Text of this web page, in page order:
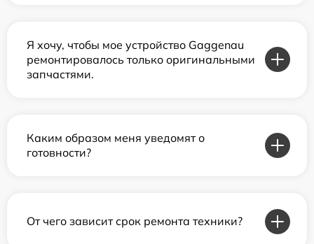
Я хочу, чтобы мое устройство Gaggenau
ремонтировалось только оригинальными
запчастями.
Каким образом меня уведомят о
готовности?
От чего зависит срок ремонта техники?